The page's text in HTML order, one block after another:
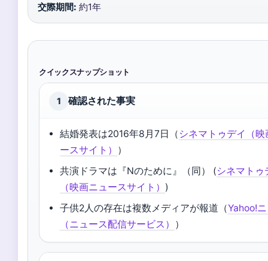
交際期間: 約1年
クイックスナップショット
1 確認された事実
結婚発表は2016年8月7日（ シネマトゥデイ（映
ースサイト） ）
共演ドラマは『Nのために』（同） (シネマトゥ
（映画ニュースサイト） )
子供2人の存在は複数メディアが報道（Yahoo!
（ニュース配信サービス） ）